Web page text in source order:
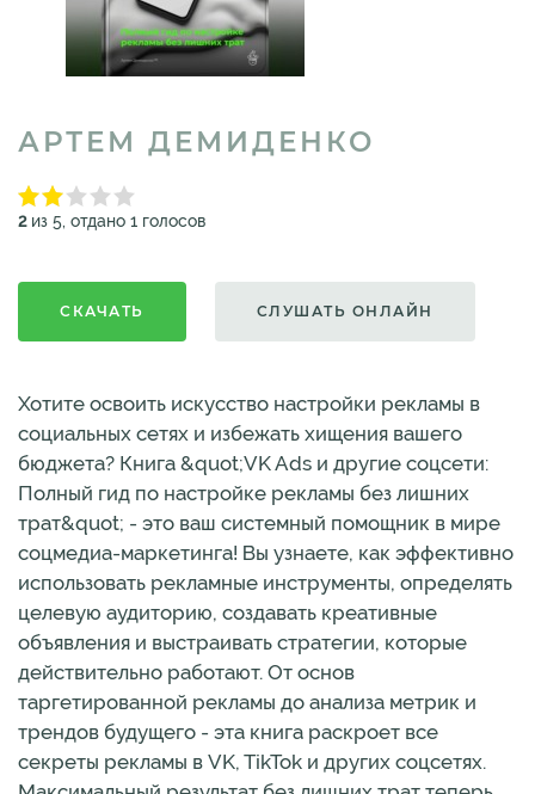
АРТЕМ ДЕМИДЕНКО
2из 5, отдано 1 голосов
СКАЧАТЬ СЛУШАТЬ ОНЛАЙН
Хотите освоить искусство настройки рекламы в
социальных сетях и избежать хищения вашего
бюджета? Книга &quot;VK Ads и другие соцсети:
Полный гид по настройке рекламы без лишних
трат&quot; - это ваш системный помощник в мире
соцмедиа-маркетинга! Вы узнаете, как эффективно
использовать рекламные инструменты, определять
целевую аудиторию, создавать креативные
объявления и выстраивать стратегии, которые
действительно работают. От основ
таргетированной рекламы до анализа метрик и
трендов будущего - эта книга раскроет все
секреты рекламы в VK, TikTok и других соцсетях.